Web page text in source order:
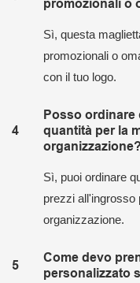
promozionali o
Sì, questa
promozionali o
con il tuo logo.
4
Posso ordinare
quantità per la
organizzazione?
Sì, puoi ordinare
prezzi all'ingrosso
organizzazione.
5
Come devo
personalizzato